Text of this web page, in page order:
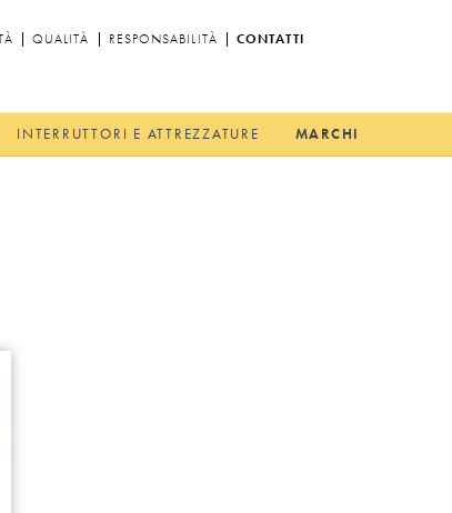
QUALITÀ RESPONSABILITÀ CONTATTI
INTERRUTTORI E ATTREZZATURE MARCHI